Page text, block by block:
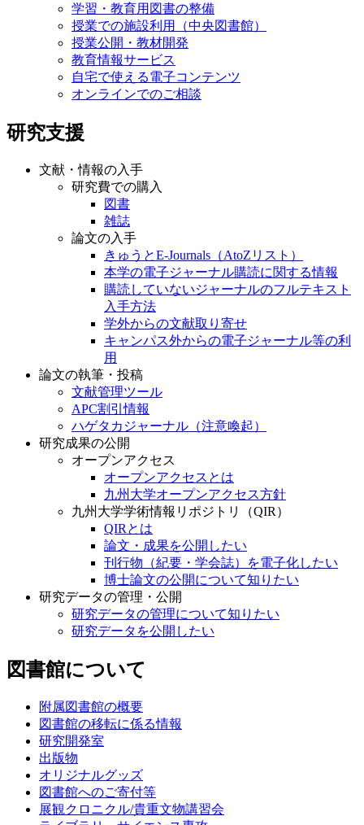
学習・教育用図書の整備
授業での施設利用（中央図書館）
授業公開・教材開発
教育情報サービス
自宅で使える電子コンテンツ
オンラインでのご相談
研究支援
文献・情報の入手
研究費での購入
図書
雑誌
論文の入手
きゅうとE-Journals（AtoZリスト）
本学の電子ジャーナル購読に関する情報
購読していないジャーナルのフルテキスト
入手方法
学外からの文献取り寄せ
キャンパス外からの電子ジャーナル等の利
用
論文の執筆・投稿
文献管理ツール
APC割引情報
ハゲタカジャーナル（注意喚起）
研究成果の公開
オープンアクセス
オープンアクセスとは
九州大学オープンアクセス方針
九州大学学術情報リポジトリ（QIR）
QIRとは
論文・成果を公開したい
刊行物（紀要・学会誌）を電子化したい
博士論文の公開について知りたい
研究データの管理・公開
研究データの管理について知りたい
研究データを公開したい
図書館について
附属図書館の概要
図書館の移転に係る情報
研究開発室
出版物
オリジナルグッズ
図書館へのご寄付等
展観クロニクル/貴重文物講習会